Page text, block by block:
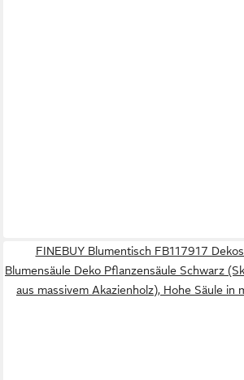
FINEBUY Blumentisch FB117917
Blumensäule Deko Pflanzensäule Schwarz
aus massivem Akazienholz), Hohe Säule in